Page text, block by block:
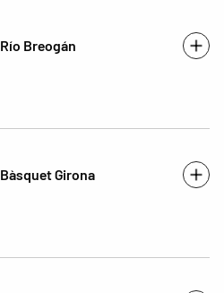
Río Breogán
Bàsquet Girona